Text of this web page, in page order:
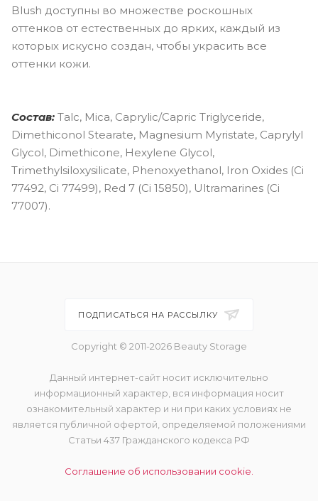
Blush доступны во множестве роскошных
оттенков от естественных до ярких, каждый из
которых искусно создан, чтобы украсить все
оттенки кожи.
Состав: Talc, Mica, Caprylic/Capric Triglyceride,
Dimethiconol Stearate, Magnesium Myristate, Caprylyl
Glycol, Dimethicone, Hexylene Glycol,
Trimethylsiloxysilicate, Phenoxyethanol, Iron Oxides (Ci
77492, Ci 77499), Red 7 (Ci 15850), Ultramarines (Ci
77007).
ПОДПИСАТЬСЯ НА РАССЫЛКУ
Copyright © 2011-2026 Beauty Storage
Данный интернет-сайт носит исключительно
информационный характер, вся информация носит
ознакомительный характер и ни при каких условиях не
является публичной офертой, определяемой положениями
Статьи 437 Гражданского кодекса РФ
Соглашение об использовании cookie.